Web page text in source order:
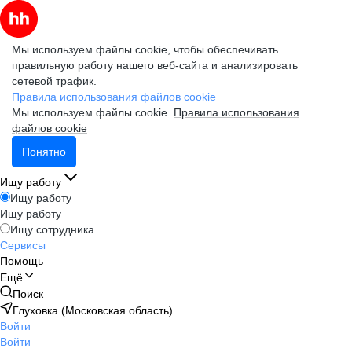
Мы используем файлы cookie, чтобы обеспечивать
правильную работу нашего веб-сайта и анализировать
сетевой трафик.
Правила использования файлов cookie
Мы используем файлы cookie. Правила использования
файлов cookie
Понятно
Ищу работу
Ищу работу
Ищу работу
Ищу сотрудника
Сервисы
Помощь
Ещё
Поиск
Глуховка (Московская область)
Войти
Войти